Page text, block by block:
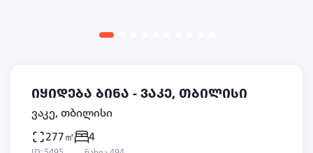
იყიდება ბინა - ვაკე, თბილისი
ვაკე, თბილისი
277㎡ 4